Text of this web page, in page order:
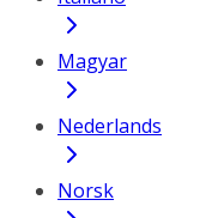
Magyar
Nederlands
Norsk